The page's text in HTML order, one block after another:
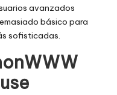
avanzados
básico para
sofisticadas.